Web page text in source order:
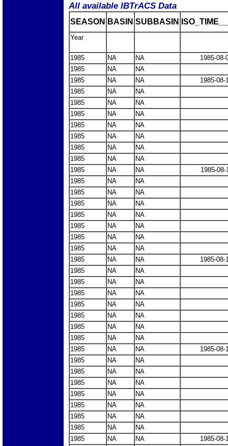
All available IBTrACS Data
SEASON BASIN SUBBASIN
Year
1985 NA NA
1985-08-
1985
NA
NA
1985
NA NA
1985-08-
1985
NA
NA
1985
NA
NA
1985
NA
NA
1985
NA
NA
1985
NA
NA
1985
NA
NA
1985
NA
NA
1985
NA NA
1985-
1985
NA
NA
1985
NA
NA
1985
NA
NA
1985
NA
NA
1985
NA
NA
1985
NA
NA
1985
NA
NA
1985
NA NA
1985-08-
1985
NA
NA
1985
NA
NA
1985
NA
NA
1985
NA
NA
1985
NA
NA
1985
NA
NA
1985
NA
NA
1985
NA NA
1985-08-
1985
NA
NA
1985
NA
NA
1985
NA
NA
1985
NA
NA
1985
NA
NA
1985
NA
NA
1985
NA
NA
1985
NA NA 1985-08-